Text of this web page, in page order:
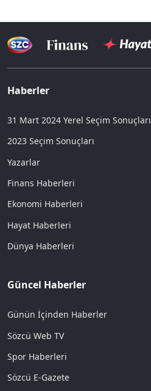
Haberler
31 Mart 2024 Yerel Seçim Sonuçları
2023 Seçim Sonuçları
Yazarlar
Finans Haberleri
Ekonomi Haberleri
Hayat Haberleri
Dünya Haberleri
Güncel Haberler
Günün İçinden Haberler
Sözcü Web TV
Spor Haberleri
Sözcü E-Gazete